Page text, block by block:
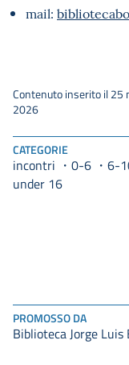
mail:
CATEGORIE
incontri 0-6
6-
under 16
PROMOSSO DA
Biblioteca Jorge Luis
Contenuto inserito il
2026